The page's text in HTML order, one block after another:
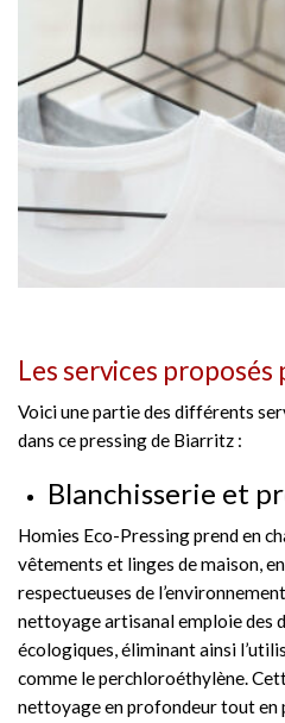
Les services proposés
Voici une partie des différents
dans ce pressing de Biarritz :
Blanchisserie et
Homies Eco-Pressing prend en
vêtements et linges de maison,
respectueuses de
nettoyage artisanal emploie des
écologiques, éliminant ainsi
comme le perchloroéthylène.
nettoyage en profondeur tout en